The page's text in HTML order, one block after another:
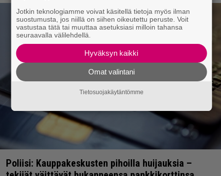
Poliisi: Kauppakeskusten pihoilla huijauksia –
Jotkin teknologiamme voivat käsitellä tietoja myös ilman
suostumusta, jos niillä on siihen oikeutettu peruste. Voit
vastustaa tätä tai muuttaa asetuksiasi milloin tahansa
seuraavalla välilehdellä.
Hyväksyn kaikki
Omat valintani
Tietosuojakäytäntömme